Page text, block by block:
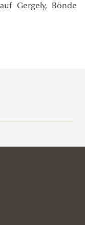
Gergely, Bönde